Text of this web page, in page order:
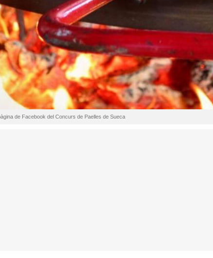
de Facebook del Concurs de Paelles de Sueca